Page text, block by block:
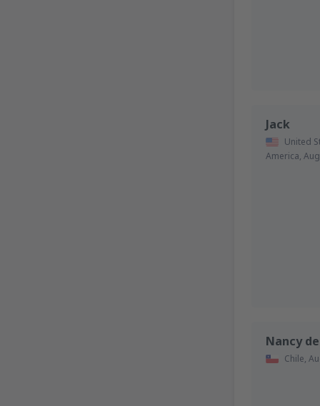
Jack
United
America,
Nancy
Chile,